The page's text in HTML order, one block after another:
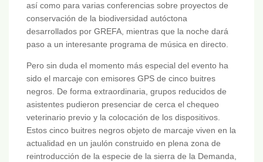
así como para varias conferencias sobre proyectos de
conservación de la biodiversidad autóctona
desarrollados por GREFA, mientras que la noche dará
paso a un interesante programa de música en directo.
Pero sin duda el momento más especial del evento ha
sido el marcaje con emisores GPS de cinco buitres
negros. De forma extraordinaria, grupos reducidos de
asistentes pudieron presenciar de cerca el chequeo
veterinario previo y la colocación de los dispositivos.
Estos cinco buitres negros objeto de marcaje viven en la
actualidad en un jaulón construido en plena zona de
reintroducción de la especie de la sierra de la Demanda,